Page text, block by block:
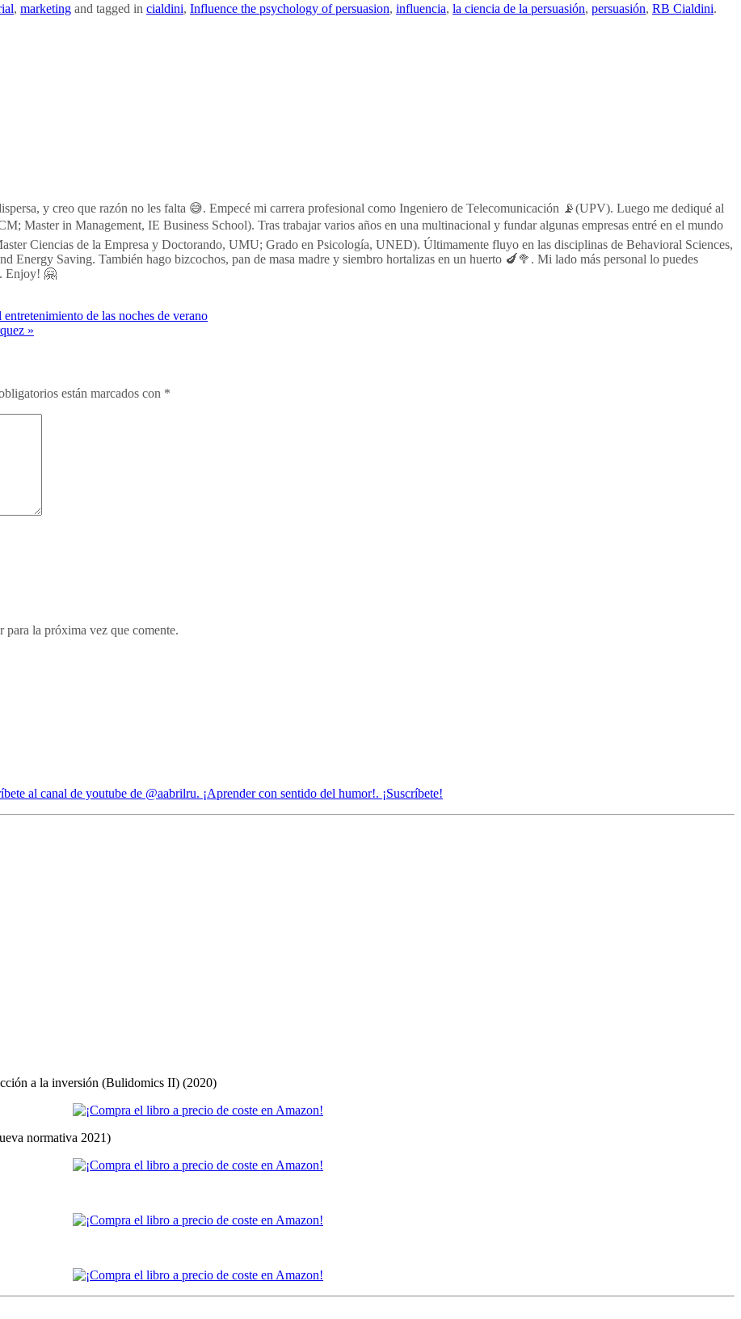
, marketing and tagged in cialdini, Influence the psychology of persuasion, influencia, la ciencia de la persuasión, persuasión, RB Cialdini.
y creo que razón no les falta 😅. Empecé mi carrera profesional como Ingeniero de Telecomunicación 📡(UPV). Luego me dediqué al
Master in Management, IE Business School). Tras trabajar varios años en una multinacional y fundar algunas empresas entré en el mundo
Ciencias de la Empresa y Doctorando, UMU; Grado en Psicología, UNED). Últimamente fluyo en las disciplinas de Behavioral Sciences,
Energy Saving. También hago bizcochos, pan de masa madre y siembro hortalizas en un huerto 🍆🥦. Mi lado más personal lo puedes
Enjoy! 🤗
de las noches de verano
»
están marcados con *
la próxima vez que comente.
a la inversión (Bulidomics II) (2020)
normativa 2021)